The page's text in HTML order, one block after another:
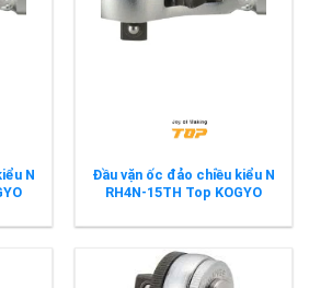
N
Đầu vặn ốc đảo chiều kiểu N
RH4N-15TH Top KOGYO